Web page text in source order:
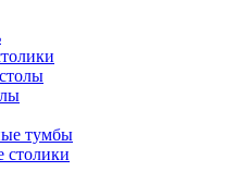
тумбы
столики